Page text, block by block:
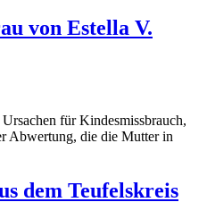
von Estella V.
für Kindesmissbrauch,
Abwertung, die die Mutter in
dem Teufelskreis